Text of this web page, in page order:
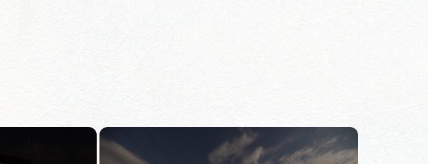
体験予約サイト「ＶＩＳＩＴ